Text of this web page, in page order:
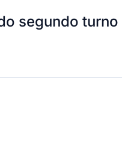
segundo